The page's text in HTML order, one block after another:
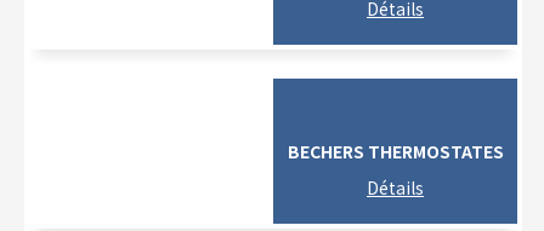
BECHERS THERMOSTATES